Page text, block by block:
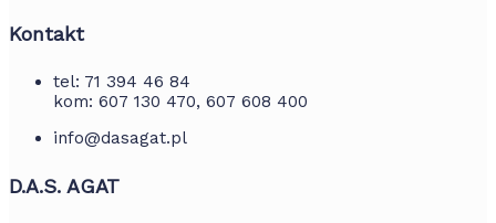
Kontakt
tel: 71 394 46 84
kom: 607 130 470, 607 608 400
info@dasagat.pl
D.A.S. AGAT